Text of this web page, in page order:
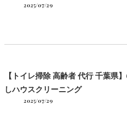
2025/07/29
【トイレ掃除 高齢者 代行 千葉県
しハウスクリーニング
2025/07/29